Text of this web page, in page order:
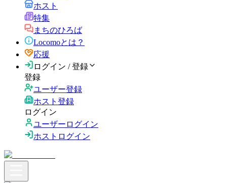
ホスト
特集
まちのひろば
Locomoとは？
応援
ログイン / 登録
登録
ユーザー登録
ホスト登録
ログイン
ユーザーログイン
ホストログイン